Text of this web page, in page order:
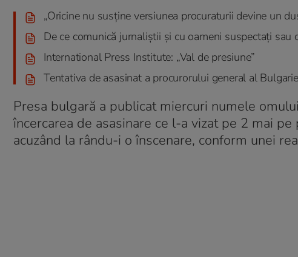
„Oricine nu susține versiunea procuraturii devine un
De ce comunică jurnaliștii și cu oameni suspectați sau
International Press Institute: „Val de presiune”
Tentativa de asasinat a procurorului general al
Presa bulgară a publicat miercuri numele
încercarea de asasinare ce l-a vizat pe 2 mai
acuzând la rându-i o înscenare, conform unei